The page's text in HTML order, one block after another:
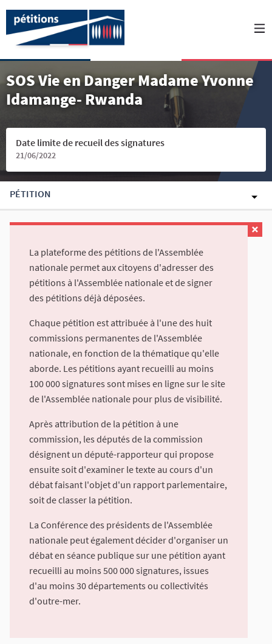
SOS Vie en Danger Madame Yvonne
Idamange- Rwanda
Date limite de recueil des signatures
21/06/2022
PÉTITION
La plateforme des pétitions de l'Assemblée
nationale permet aux citoyens d'adresser des
pétitions à l'Assemblée nationale et de signer
des pétitions déjà déposées.
Chaque pétition est attribuée à l'une des huit
commissions permanentes de l'Assemblée
nationale, en fonction de la thématique qu'elle
aborde. Les pétitions ayant recueilli au moins
100 000 signatures sont mises en ligne sur le site
de l'Assemblée nationale pour plus de visibilité.
Après attribution de la pétition à une
commission, les députés de la commission
désignent un député-rapporteur qui propose
ensuite soit d'examiner le texte au cours d'un
débat faisant l'objet d'un rapport parlementaire,
soit de classer la pétition.
La Conférence des présidents de l'Assemblée
nationale peut également décider d'organiser un
débat en séance publique sur une pétition ayant
recueilli au moins 500 000 signatures, issues
d'au moins 30 départements ou collectivités
d'outre-mer.